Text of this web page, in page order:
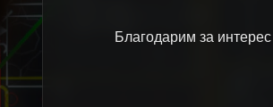
Благодарим за